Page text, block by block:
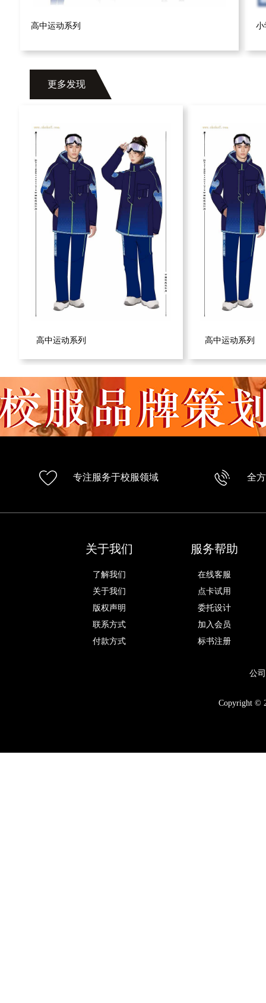
高中运动系列 小
更多发现
高中运动系列 高中运动系列
专注服务于校服领域 全
关于我们
了解我们
关于我们
版权声明
联系方式
付款方式
服务帮助
在线客服
点卡试用
委托设计
加入会员
标书注册
公
Copyright ©